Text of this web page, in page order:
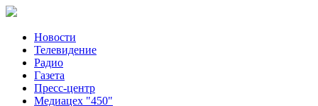
Новости
Телевидение
Радио
Газета
Пресс-центр
Медиацех "450"